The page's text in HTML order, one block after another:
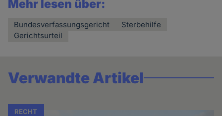
Mehr lesen über:
Bundesverfassungsgericht
Sterbehilfe
Gerichtsurteil
Verwandte Artikel
RECHT